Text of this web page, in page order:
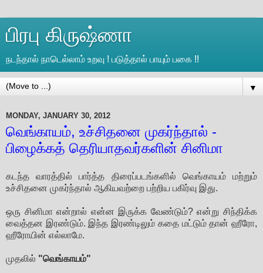
பிரபு கிருஷ்ணா
நடந்தால் நாடெல்லாம் உறவு ! படுத்தால் பாயும் பகை !!
▼
MONDAY, JANUARY 30, 2012
வெங்காயம், உச்சிதனை முகர்ந்தால் -
பிழைக்கத் தெரியாதவர்களின் சினிமா
கடந்த வாரத்தில் பார்த்த திரைப்படங்களில் வெங்காயம் மற்றும்
உச்சிதனை முகர்ந்தால் ஆகியவற்றை பற்றிய பகிர்வு இது.
ஒரு சினிமா என்றால் என்ன இருக்க வேண்டும்? என்று சிந்திக்க
வைத்தன இரண்டும். இந்த இரண்டிலும் கதை மட்டும் தான் ஹீரோ,
ஹீரோயின் எல்லாமே.
முதலில் "வெங்காயம்"